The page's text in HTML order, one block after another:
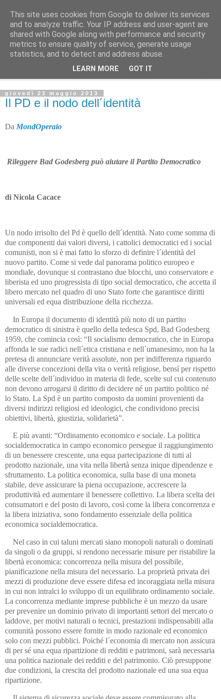
Avvenire dei lavoratori
POLITICA
giovedì 23 maggio 2013
Il PD e il nodo dell´identità
Da MondOperaio
Rileggere Bad Godesberg può aiutare il Partito Democratico
di Nicola Cacace
Un nodo irrisolto del Pd è quello dell´identità. Nato come somma di
due componenti dai valori diversi, i cattolici democratici ed i social
comunisti, non si è mai fatto lo sforzo di definire l´identità del
nuovo partito. Come si vede dal panorama politico europeo e
mondiale, dovunque si contrastano due blocchi, uno conservatore e
liberista ed uno progressista di tipo social democratico, che accetta il
libero mercato nel quadro di uno Stato forte che garantisce diritti
universali ed equa distribuzione della ricchezza.
In Europa il documento di identità più noto di un partito
democratico di sinistra è quello della tedesca Spd, Bad Godesberg
1959, che comincia così: “Il socialismo democratico, che in Europa
affonda le sue radici nell´etica cristiana e nell´umanesimo, non ha la
pretesa di annunciare verità assolute, non per indifferenza riguardo
alle diverse concezioni della vita o verità religiose, bensì per rispetto
delle scelte dell´individuo in materia di fede, scelte sul cui contenuto
non devono arrogarsi il diritto di decidere né un partito politico né
lo Stato. La Spd è un partito composto da uomini provenienti da
diversi indirizzi religiosi ed ideologici, che condividono precisi
obiettivi, libertà, giustizia, solidarietà”.
E più avanti: “Ordinamento economico e sociale. La politica
socialdemocratica in campo economico persegue il raggiungimento
di un benessere crescente, una equa partecipazione di tutti al
prodotto nazionale, una vita nella libertà senza inique dipendenze e
sfruttamento. La politica economica, sulla base di una moneta
stabile, deve assicurare la piena occupazione, accrescere la
produttività ed aumentare il benessere collettivo. La libera scelta dei
consumatori e del posto di lavoro, così come la libera concorrenza e
la libera iniziativa, sono fondamento essenziale della politica
economica socialdemocratica.
Nel caso in cui taluni mercati siano monopoli naturali o dominati
da singoli o da gruppi, si rendono necessarie misure per ristabilire la
libertà economica: concorrenza nella misura del possibile,
pianificazione nella misura del necessario. La proprietà privata dei
mezzi di produzione deve essere difesa ed incoraggiata nella misura
in cui non intralci lo sviluppo di un equilibrato ordinamento sociale.
La concorrenza mediante imprese pubbliche è un mezzo da usare
per prevenire un dominio privato di importanti settori del mercato o
laddove, per motivi naturali o tecnici, prestazioni indispensabili alla
comunità possono essere fornite in modo razionale ed economico
solo con mezzi pubblici. Poiché l´economia di mercato non assicura
di per sé una equa ripartizione di redditi e patrimoni, sarà necessaria
una politica nazionale dei redditi e del patrimonio. Ciò presuppone
due condizioni, la crescita del prodotto nazionale ed una sua equa
ripartizione.
This site uses cookies from Google to deliver its services
and to analyze traffic. Your IP address and user-agent are
shared with Google along with performance and security
metrics to ensure quality of service, generate usage
statistics, and to detect and address abuse.
LEARN MORE GOT IT